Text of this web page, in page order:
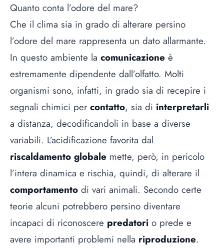
Quanto conta l’odore del mare?
Che il clima sia in grado di alterare persino
l’odore del mare rappresenta un dato allarmante.
In questo ambiente la comunicazione è
estremamente dipendente dall’olfatto. Molti
organismi sono, infatti, in grado sia di recepire i
segnali chimici per contatto, sia di interpretarli
a distanza, decodificandoli in base a diverse
variabili. L’acidificazione favorita dal
riscaldamento globale mette, però, in pericolo
l’intera dinamica e rischia, quindi, di alterare il
comportamento di vari animali. Secondo certe
teorie alcuni potrebbero persino diventare
incapaci di riconoscere predatori o prede e
avere importanti problemi nella riproduzione.